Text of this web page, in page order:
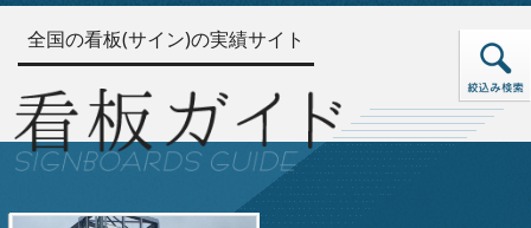
全国の看板(サイン)の実績サイト